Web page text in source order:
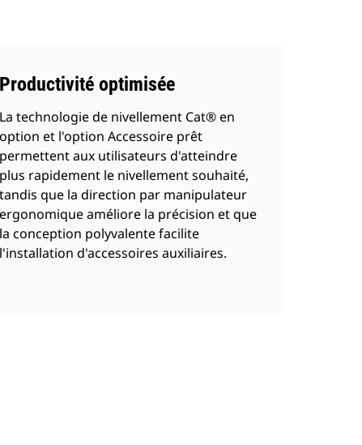
Productivité optimisée
La technologie de nivellement Cat® en
option et l'option Accessoire prêt
permettent aux utilisateurs d'atteindre
plus rapidement le nivellement souhaité,
tandis que la direction par manipulateur
ergonomique améliore la précision et que
la conception polyvalente facilite
l'installation d'accessoires auxiliaires.